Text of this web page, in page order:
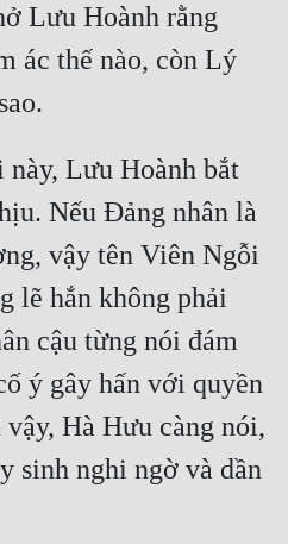
Lưu Hoành rằng
ác thế nào, còn Lý
Lưu Hoành bắt
Nếu Đảng nhân là
vậy tên Viên Ngỗi
lẽ hắn không phải
cậu từng nói đám
ý gây hấn với quyền
Hà Hưu càng nói,
sinh nghi ngờ và dần